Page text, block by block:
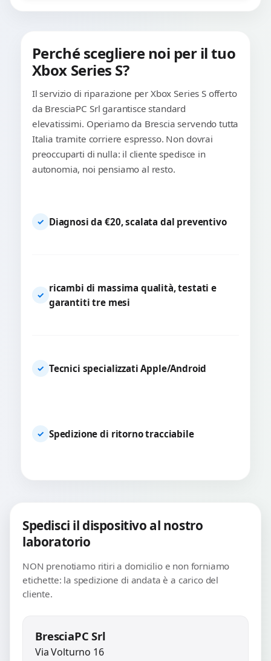
Perché scegliere noi per il tuo
Xbox Series S?
Il servizio di riparazione per Xbox Series S offerto
da BresciaPC Srl garantisce standard
elevatissimi. Operiamo da Brescia servendo tutta
Italia tramite corriere espresso. Non dovrai
preoccuparti di nulla: il cliente spedisce in
autonomia, noi pensiamo al resto.
✓ Diagnosi da €20, scalata dal preventivo
✓
ricambi di massima qualità, testati e
garantiti tre mesi
✓ Tecnici specializzati Apple/Android
✓ Spedizione di ritorno tracciabile
Spedisci il dispositivo al nostro
laboratorio
NON prenotiamo ritiri a domicilio e non forniamo
etichette: la spedizione di andata è a carico del
cliente.
BresciaPC Srl
Via Volturno 16